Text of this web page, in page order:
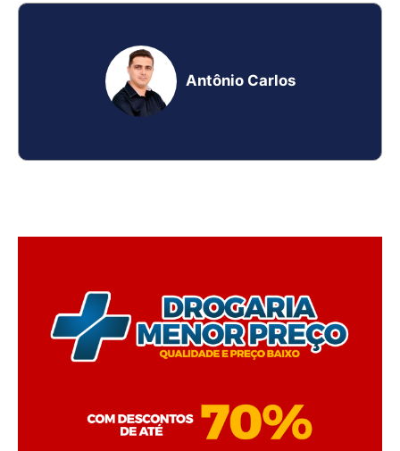
Antônio Carlos